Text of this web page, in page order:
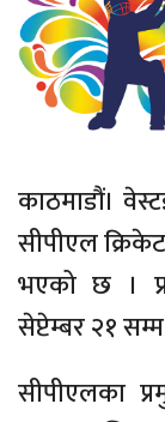
काठमाडौं।
सीपीएल
भएको छ ।
सेप्टेम्बर २१
सीपीएलका